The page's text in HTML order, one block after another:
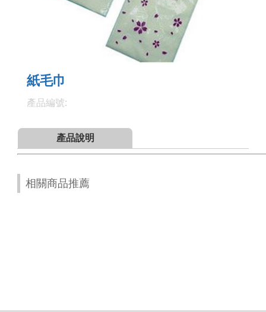
紙毛巾
產品編號:
產品說明
相關商品推薦